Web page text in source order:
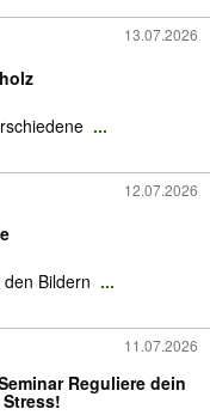
13.07.2026
...
12.07.2026
Bildern ...
11.07.2026
Reguliere dein